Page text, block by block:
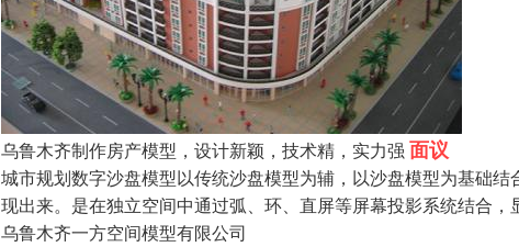
乌鲁木齐制作房产模型，设计新颖，技术精，实力强 面议
城市规划数字沙盘模型以传统沙盘模型为辅，以沙盘模型为基础
现出来。是在独立空间中通过弧、环、直屏等屏幕投影系统结合
乌鲁木齐一方空间模型有限公司